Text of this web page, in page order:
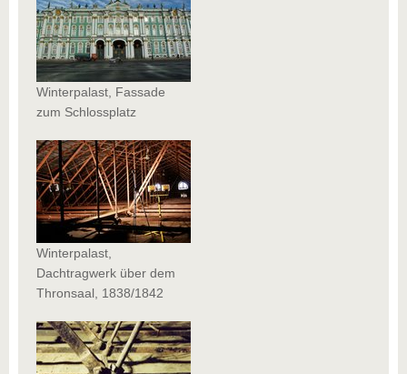
Winterpalast, Fassade
zum Schlossplatz
Winterpalast,
Dachtragwerk über dem
Thronsaal, 1838/1842